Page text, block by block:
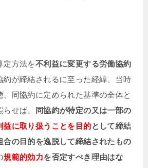
定方法を不利益に変更する労働協約
約が締結されるに至った経緯、当時
、同協約に定められた基準の全体と
せば、
同協約が特定の又は一部の
益に取り扱うことを目的として締結
合の目的を逸脱して締結されたもの
規範的効力を否定すべき理由はな